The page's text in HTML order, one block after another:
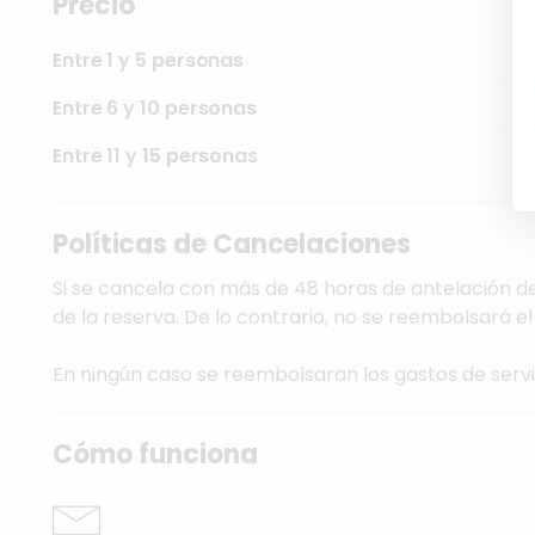
Entre 1 y 5 personas
Entre 6 y 10 personas
Entre 11 y 15 personas
Políticas de Cancelaciones
Si se cancela con más de 48 horas de antelación
de la reserva. De lo contrario, no se reembolsará
En ningún caso se reembolsaran los gastos de
Cómo funciona